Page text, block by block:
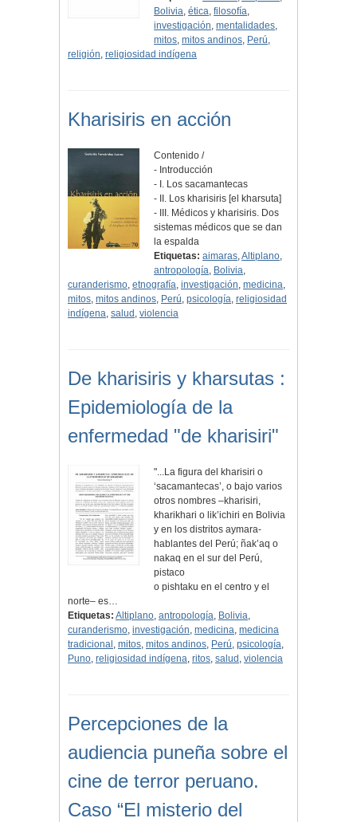
Bolivia,ética,filosofía,
investigación,mentalidades,
mitos,mitos andinos, Perú,
religión, religiosidad indígena
Kharisiris en acción
Contenido /
- Introducción
- I. Los sacamantecas
- II. Los kharisiris [el kharsuta]
- III. Médicos y kharisiris. Dos
sistemas médicos que se dan
la espalda
Etiquetas: aimaras,Altiplano,
antropología, Bolivia,
curanderismo, etnografía, investigación, medicina,
mitos, mitos andinos, Perú, psicología, religiosidad
indígena, salud , violencia
De kharisiris y kharsutas :
Epidemiología de la
enfermedad "de kharisiri"
"...La figura del kharisiri o
‘sacamantecas’, o bajo varios
otros nombres –kharisiri,
kharikhari o lik’ichiri en Bolivia
y en los distritos aymara-
hablantes del Perú; ñak’aq o
nakaq en el sur del Perú,
pistaco
o pishtaku en el centro y el
norte– es…
Etiquetas: Altiplano, antropología, Bolivia,
curanderismo, investigación, medicina, medicina
tradicional , mitos, mitos andinos, Perú, psicología,
Puno, religiosidad indígena, ritos, salud , violencia
Percepciones de la
audiencia puneña sobre el
cine de terror peruano.
Caso “El misterio del